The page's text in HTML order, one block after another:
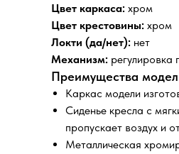
Цвет каркаса: хром
Цвет крестовины: хром
Локти (да/нет): нет
Механизм: регулировка
Преимущества
Каркас модели
Сиденье кресла с
пропускает воздух и
Металлическая